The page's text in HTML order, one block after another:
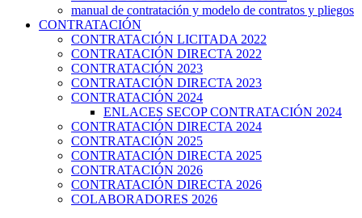
manual de contratación y modelo de contratos y pliegos
CONTRATACIÓN
CONTRATACIÓN LICITADA 2022
CONTRATACIÓN DIRECTA 2022
CONTRATACIÓN 2023
CONTRATACIÓN DIRECTA 2023
CONTRATACIÓN 2024
ENLACES SECOP CONTRATACIÓN 2024
CONTRATACIÓN DIRECTA 2024
CONTRATACIÓN 2025
CONTRATACIÓN DIRECTA 2025
CONTRATACIÓN 2026
CONTRATACIÓN DIRECTA 2026
COLABORADORES 2026